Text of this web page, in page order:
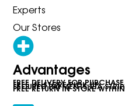
Experts
Our Stores
Advantages
FREE DELIVERY FOR
FREE IN-STORE PICK-UP
SECURED PAYMENTS VIA
FREE RETURN IN STORE